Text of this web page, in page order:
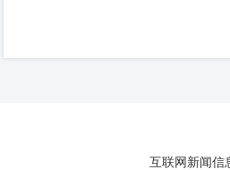
互联网新闻信